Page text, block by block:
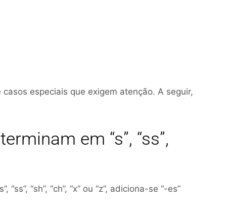
especiais que exigem atenção. A seguir,
em “s”, “ss”,
“sh”, “ch”, “x” ou “z”, adiciona-se “-es”